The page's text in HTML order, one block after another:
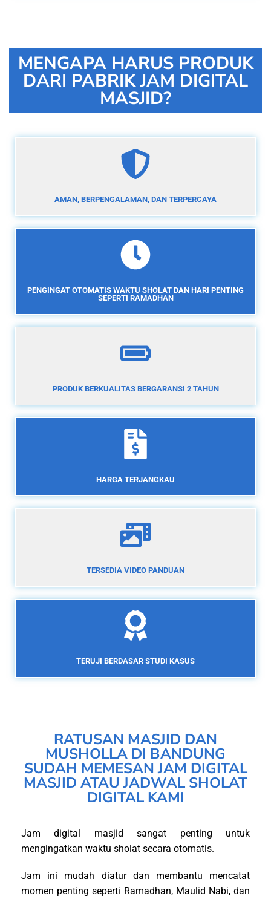
MENGAPA HARUS PRODUK
DARI PABRIK JAM DIGITAL
MASJID?
AMAN, BERPENGALAMAN, DAN TERPERCAYA
PENGINGAT OTOMATIS WAKTU SHOLAT DAN HARI PENTING
SEPERTI RAMADHAN
PRODUK BERKUALITAS BERGARANSI 2 TAHUN
HARGA TERJANGKAU
TERSEDIA VIDEO PANDUAN
TERUJI BERDASAR STUDI KASUS
RATUSAN MASJID DAN
MUSHOLLA DI BANDUNG
SUDAH MEMESAN JAM DIGITAL
MASJID ATAU JADWAL SHOLAT
DIGITAL KAMI
Jam digital masjid sangat penting untuk
mengingatkan waktu sholat secara otomatis.
Jam ini mudah diatur dan membantu mencatat
momen penting seperti Ramadhan, Maulid Nabi, dan